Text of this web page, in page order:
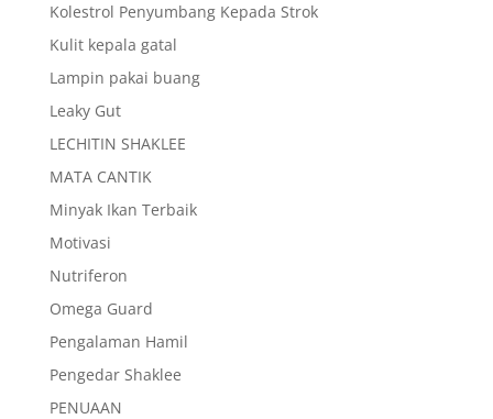
Kolestrol Penyumbang Kepada Strok
Kulit kepala gatal
Lampin pakai buang
Leaky Gut
LECHITIN SHAKLEE
MATA CANTIK
Minyak Ikan Terbaik
Motivasi
Nutriferon
Omega Guard
Pengalaman Hamil
Pengedar Shaklee
PENUAAN